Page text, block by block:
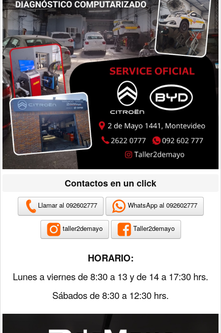
Contactos en un click
Llamar al 092602777 WhatsApp al 092602777
taller2demayo Taller2demayo
HORARIO:
Lunes a viernes de 8:30 a 13 y de 14 a 17:30 hrs.
Sábados de 8:30 a 12:30 hrs.